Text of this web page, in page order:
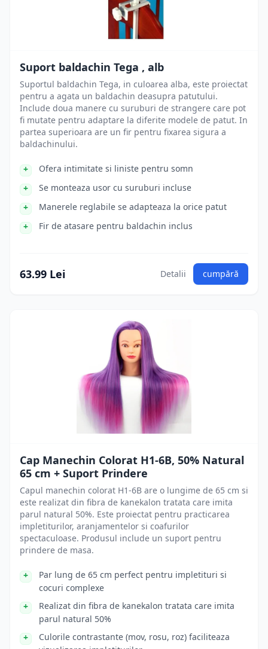
Suport baldachin Tega , alb
Suportul baldachin Tega, in culoarea alba, este proiectat
pentru a agata un baldachin deasupra patutului.
Include doua manere cu suruburi de strangere care pot
fi mutate pentru adaptare la diferite modele de patut. In
partea superioara are un fir pentru fixarea sigura a
baldachinului.
Ofera intimitate si liniste pentru somn
Se monteaza usor cu suruburi incluse
Manerele reglabile se adapteaza la orice patut
Fir de atasare pentru baldachin inclus
63.99 Lei Detalii cumpără
Cap Manechin Colorat H1-6B, 50% Natural
65 cm + Suport Prindere
Capul manechin colorat H1-6B are o lungime de 65 cm si
este realizat din fibra de kanekalon tratata care imita
parul natural 50%. Este proiectat pentru practicarea
impletiturilor, aranjamentelor si coafurilor
spectaculoase. Produsul include un suport pentru
prindere de masa.
Par lung de 65 cm perfect pentru impletituri si
cocuri complexe
Realizat din fibra de kanekalon tratata care imita
parul natural 50%
Culorile contrastante (mov, rosu, roz) faciliteaza